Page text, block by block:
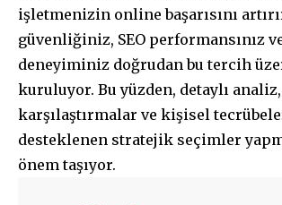
işletmenizin online başarısını
güvenliğiniz, SEO performansınız
deneyiminiz doğrudan bu tercih
kuruluyor. Bu yüzden, detaylı
karşılaştırmalar ve kişisel
desteklenen stratejik seçimler
önem taşıyor.